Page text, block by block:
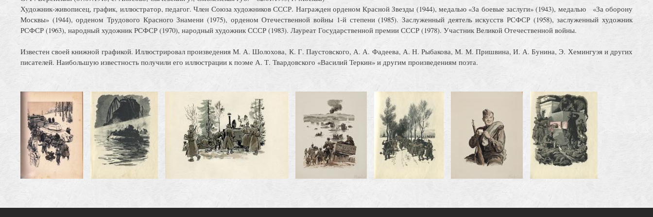
Художник-живописец, график, иллюстратор, педагог. Член Союза художников СССР. Награжден орденом Красной Звезды (1944), медалью «За боевые заслуги» (1943), медалью «За оборону
Москвы» (1944), орденом Трудового Красного Знамени (1975), орденом Отечественной войны 1-й степени (1985). Заслуженный деятель искусств РСФСР (1958), заслуженный художник
РСФСР (1963), народный художник РСФСР (1970), народный художник СССР (1983). Лауреат Государственной премии СССР (1978). Участник Великой Отечественной войны.
Известен своей книжной графикой. Иллюстрировал произведения М. А. Шолохова, К. Г. Паустовского, А. А. Фадеева, А. Н. Рыбакова, М. М. Пришвина, И. А. Бунина, Э. Хемингуэя и других
писателей. Наибольшую известность получили его иллюстрации к поэме А. Т. Твардовского «Василий Теркин» и другим произведениям поэта.
Image Image Image